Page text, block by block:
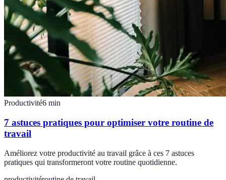
Productivité6 min
7 astuces pratiques pour optimiser votre routine de
travail
Améliorez votre productivité au travail grâce à ces 7 astuces
pratiques qui transformeront votre routine quotidienne.